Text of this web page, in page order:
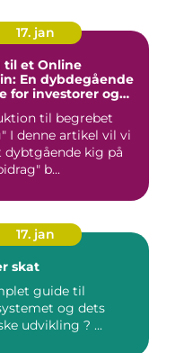
17. jan
til et Online
En dybdegående
for investorer og
til begrebet
vi
dybtgående kig på
b...
17. jan
skat
guide til
og dets
historiske udvikling ? ...